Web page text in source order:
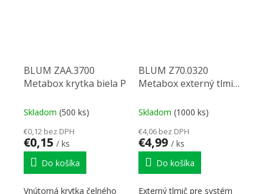
BLUM ZAA.3700
Metabox krytka biela P
Skladom (500 ks)
€0,12 bez DPH
€0,15 / ks
Do košíka
Vnútorná krytka čelného
BLUM Z70.0320
Metabox externý tlmič
Skladom (1000 ks)
€4,06 bez DPH
€4,99 / ks
Do košíka
Externý tlmič pre systém